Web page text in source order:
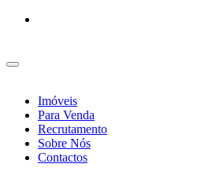
Imóveis
Para Venda
Recrutamento
Sobre Nós
Contactos